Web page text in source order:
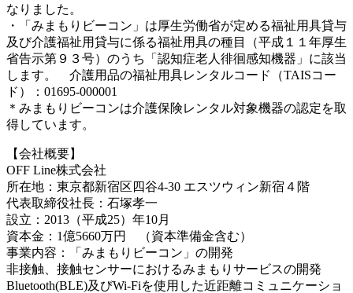
なりました。
・「みまもりビーコン」は厚生労働省が定める福祉用具貸与
及び介護福祉用貸与に係る福祉用具の種目（平成１１年厚生
省告示第９３号）のうち「認知症老人徘徊感知機器」に該当
します。 介護用品の福祉用具レンタルコード（TAISコー
ド）：01695-000001
＊みまもりビーコンは介護保険レンタル対象機器の認定を取
得しています。
【会社概要】
OFF Line株式会社
所在地：東京都新宿区四谷4-30 エスツウィン新宿４階
代表取締役社長：石塚孝一
設立：2013（平成25）年10月
資本金：1億5660万円 （資本準備金含む）
事業内容：「みまもりビーコン」の開発
非接触、接触センサーにおけるみまもりサービスの開発
Bluetooth(BLE)及びWi-Fiを使用した近距離コミュニケーショ